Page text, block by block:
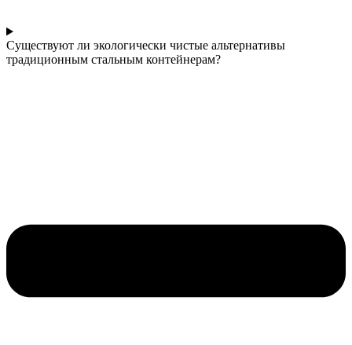
Существуют ли экологически чистые альтернативы
традиционным стальным контейнерам?